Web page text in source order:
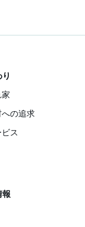
家
への追求
ス
報